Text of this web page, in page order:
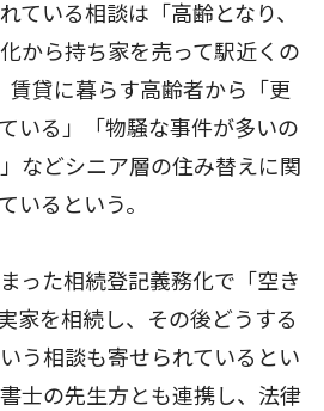
ている相談は「高齢となり、
から持ち家を売って駅近くの
賃貸に暮らす高齢者から「更
いる」「物騒な事件が多いの
などシニア層の住み替えに関
いるという。
った相続登記義務化で「空き
家を相続し、その後どうする
う相談も寄せられているとい
士の先生方とも連携し、法律